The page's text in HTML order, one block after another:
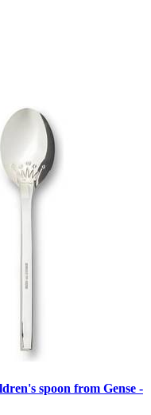
spoon from Gense -